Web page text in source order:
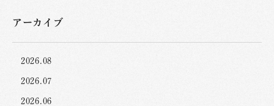
アーカイブ
2026.08
2026.07
2026.06